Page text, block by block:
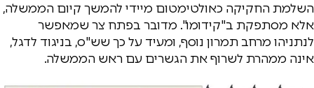
השלמת החקיקה כאולטימטום מיידי להמשך קיום הממשלה,
אלא מסתפקת ב"קידומו". מדובר בפתח צר שמאפשר
לנתניהו מרחב תמרון נוסף, ומעיד על כך שש"ס, בניגוד לדגל,
אינה ממהרת לשרוף את הגשרים עם ראש הממשלה.